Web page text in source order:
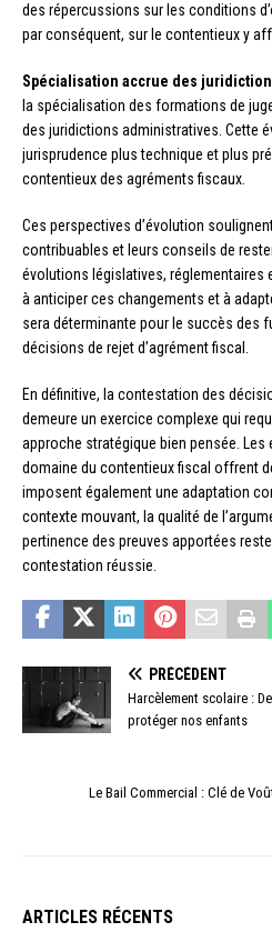
des répercussions sur les conditions
par conséquent, sur le contentieux y
Spécialisation accrue des
la spécialisation des formations de
des juridictions administratives. Cette
jurisprudence plus technique et plus
contentieux des agréments fiscaux.
Ces perspectives d’évolution
contribuables et leurs conseils de
évolutions législatives, réglementaires
à anticiper ces changements et à
sera déterminante pour le succès des
décisions de rejet d’agrément fiscal.
En définitive, la contestation des
demeure un exercice complexe qui
approche stratégique bien pensée.
domaine du contentieux fiscal offrent
imposent également une adaptation
contexte mouvant, la qualité de
pertinence des preuves apportées
contestation réussie.
PRÉCÉDENT
Harcèlement scolaire :
protéger nos enfants
Le Bail Commercial : Clé de
ARTICLES RÉCENTS